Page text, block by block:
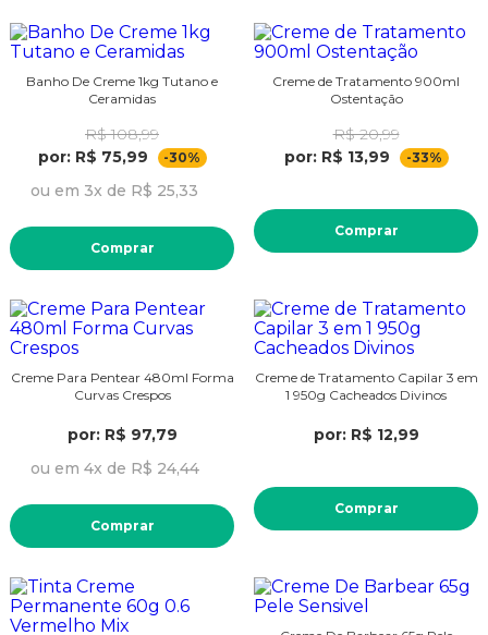
Banho De Creme 1kg Tutano e
Ceramidas
R$ 108,99
por: R$ 75,99
-30%
ou em 3x de R$ 25,33
Comprar
Creme de Tratamento 900ml
Ostentação
R$ 20,99
por: R$ 13,99
-33%
Comprar
Creme Para Pentear 480ml Forma
Curvas Crespos
por: R$ 97,79
ou em 4x de R$ 24,44
Comprar
Creme de Tratamento Capilar 3 em
1 950g Cacheados Divinos
por: R$ 12,99
Comprar